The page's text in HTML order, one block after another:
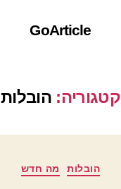
GoArticle
קטגוריה: הובלות
קטגוריות הובלות מה חדש